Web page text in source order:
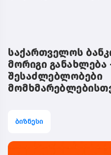
საქართველოს
მორიგი განახლება
შესაძლებლობები
ბიზნესი